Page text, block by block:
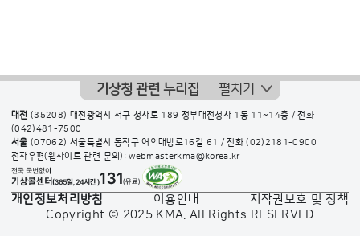
기상청 관련 누리집 펼치기
대전 (35208) 대전광역시 서구 청사로 189 정부대전청사 1동 11~14층 / 전화
(042)481-7500
서울 (07062) 서울특별시 동작구 여의대방로16길 61 / 전화(02)2181-0900
전자우편(웹사이트 관련 문의): webmasterkma@korea.kr
개인정보처리방침 이용안내
저작권보호 및 정책
Copyright © 2025 KMA. All Rights RESERVED